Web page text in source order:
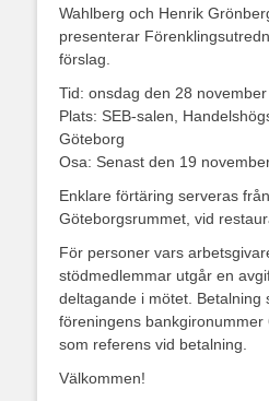
Wahlberg och Henrik
presenterar
förslag.
Tid: onsdag den 28
Plats: SEB-salen,
Göteborg
Osa: Senast den 19
Enklare förtäring serveras
Göteborgsrummet, vid
För personer vars
stödmedlemmar utgår en
deltagande i mötet. Betalning
föreningens bankgironummer
som referens vid betalning.
Välkommen!